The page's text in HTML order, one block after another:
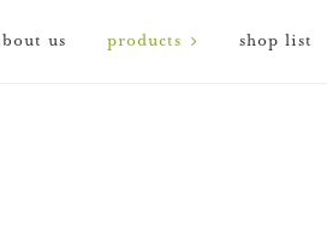
us products shop list